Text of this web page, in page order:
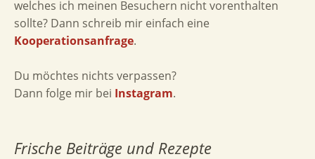
welches ich meinen Besuchern nicht vorenthalten
sollte? Dann schreib mir einfach eine
Kooperationsanfrage.
Du möchtes nichts verpassen?
Dann folge mir bei Instagram.
Frische Beiträge und Rezepte